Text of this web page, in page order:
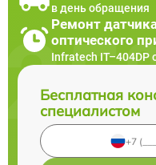
в день обращения
Ремонт
оптического
Infratech IT–404DP
Бесплатная
специалистом